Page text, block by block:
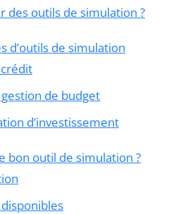
des outils de simulation ?
d’outils de simulation
de budget
d’investissement
bon outil de simulation ?